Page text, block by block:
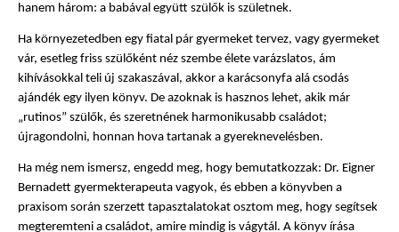
hanem három: a babával együtt szülők is születnek.
Ha környezetedben egy fiatal pár gyermeket tervez, vagy gyermeket
vár, esetleg friss szülőként néz szembe élete varázslatos, ám
kihívásokkal teli új szakaszával, akkor a karácsonyfa alá csodás
ajándék egy ilyen könyv. De azoknak is hasznos lehet, akik már
„rutinos” szülők, és szeretnének harmonikusabb családot;
újragondolni, honnan hova tartanak a gyereknevelésben.
Ha még nem ismersz, engedd meg, hogy bemutatkozzak: Dr. Eigner
Bernadett gyermekterapeuta vagyok, és ebben a könyvben a
praxisom során szerzett tapasztalatokat osztom meg, hogy segítsek
megteremteni a családot, amire mindig is vágytál. A könyv írása